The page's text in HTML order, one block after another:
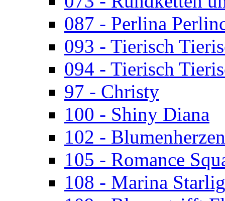
087 - Perlina
093 - Tierisch
094 - Tierisch
97 - Christy
100 - Shiny Diana
102 - Blumenherzen
105 - Romance
108 - Marina